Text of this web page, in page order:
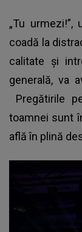
„Tu
coadă la
calitate şi
generală, va
Pregătirile
toamnei sunt
află în plină